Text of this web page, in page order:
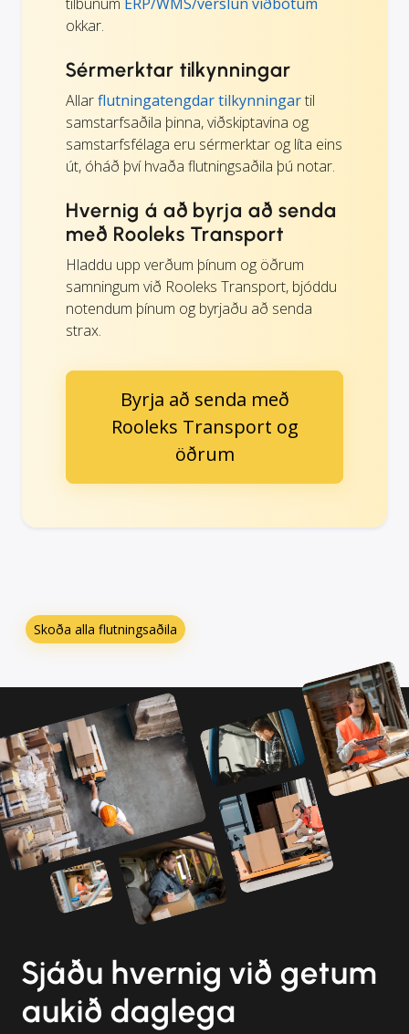
okkar.
Sérmerktar tilkynningar
Allarflutningatengdar tilkynningartil
samstarfsaðila þinna, viðskiptavina og
samstarfsfélaga eru sérmerktar og líta eins
út, óháð því hvaða flutningsaðila þú notar.
Hvernig á að byrja að senda
með Rooleks Transport
Hladdu upp verðum þínum og öðrum
samningum við Rooleks Transport, bjóddu
notendum þínum og byrjaðu að senda
strax.
Byrja að senda með
Rooleks Transport og
öðrum
Skoða alla flutningsaðila
Sjáðu hvernig við getum
aukið daglega